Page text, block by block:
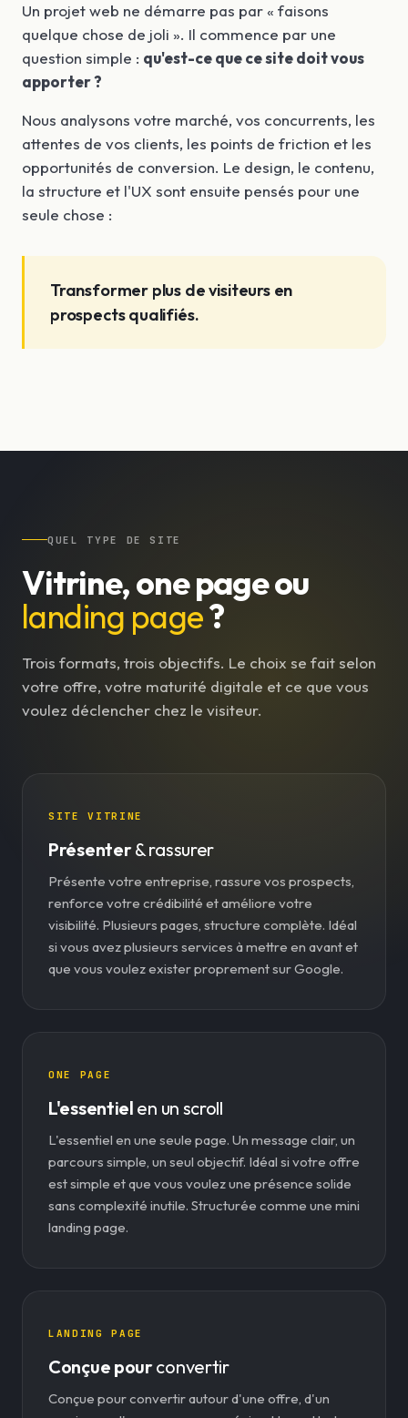
Un projet web ne démarre pas par « faisons
quelque chose de joli ». Il commence par une
question simple : qu'est-ce que ce site doit vous
apporter ?
Nous analysons votre marché, vos concurrents, les
attentes de vos clients, les points de friction et les
opportunités de conversion. Le design, le contenu,
la structure et l'UX sont ensuite pensés pour une
seule chose :
Transformer plus de visiteurs en
prospects qualifiés.
QUEL TYPE DE SITE
Vitrine, one page ou
landing page?
Trois formats, trois objectifs. Le choix se fait selon
votre offre, votre maturité digitale et ce que vous
voulez déclencher chez le visiteur.
SITE VITRINE
Présenter& rassurer
Présente votre entreprise, rassure vos prospects,
renforce votre crédibilité et améliore votre
visibilité. Plusieurs pages, structure complète. Idéal
si vous avez plusieurs services à mettre en avant et
que vous voulez exister proprement sur Google.
ONE PAGE
L'essentiel en un scroll
L'essentiel en une seule page. Un message clair, un
parcours simple, un seul objectif. Idéal si votre offre
est simple et que vous voulez une présence solide
sans complexité inutile. Structurée comme une mini
landing page.
LANDING PAGE
Conçue pourconvertir
Conçue pour convertir autour d'une offre, d'un